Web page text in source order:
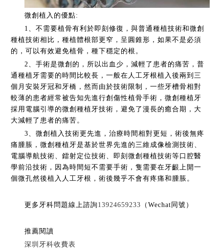
微創植入的優點:
1、不需要植骨有利於即刻修復，與普通種植技術和微創
種植技術相比，種植體根部更窄，呈圓錐形，如果不是必須
的，可以有效避免植骨，種下穩定的根。
2、手術是微創的，所以出血少，減輕了患者的痛苦，普
通種植牙需要的時間比較長，一般在人工牙根植入後兩到三
個月安裝牙冠和牙橋，然而由於技術限制，一些牙槽骨相對
較薄的患者經常被告知先進行創傷性植骨手術，微創種植牙
採用電腦引導的微創種植牙技術，避免了漫長的癒合期，大
大減輕了患者的痛苦。
3、微創植入技術更先進，治療時間相對更短，術後無疼
痛腫脹，微創種植牙是基於世界先進的三維成像檢測技術、
電腦導航技術、鐳射定位技術、即刻微創種植技術等口腔醫
學前沿技術，因為時間短不需要手術，隻需要在牙齦上開一
個微孔然後植入人工牙根，術後幾乎不會有疼痛和腫脹。
更多牙科問題線上諮詢 13924659233 （Wechat同號）
推薦閱讀
深圳牙科收費表